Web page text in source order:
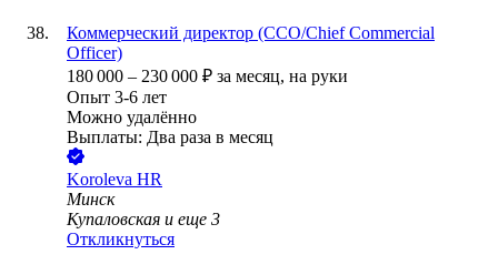
Коммерческий директор (CCO/Chief Commercial
Officer)
180 000 – 230 000 ₽ за месяц, на руки
Опыт 3-6 лет
Можно удалённо
Выплаты: Два раза в месяц
Koroleva HR
Минск
Купаловская и еще 3
Откликнуться